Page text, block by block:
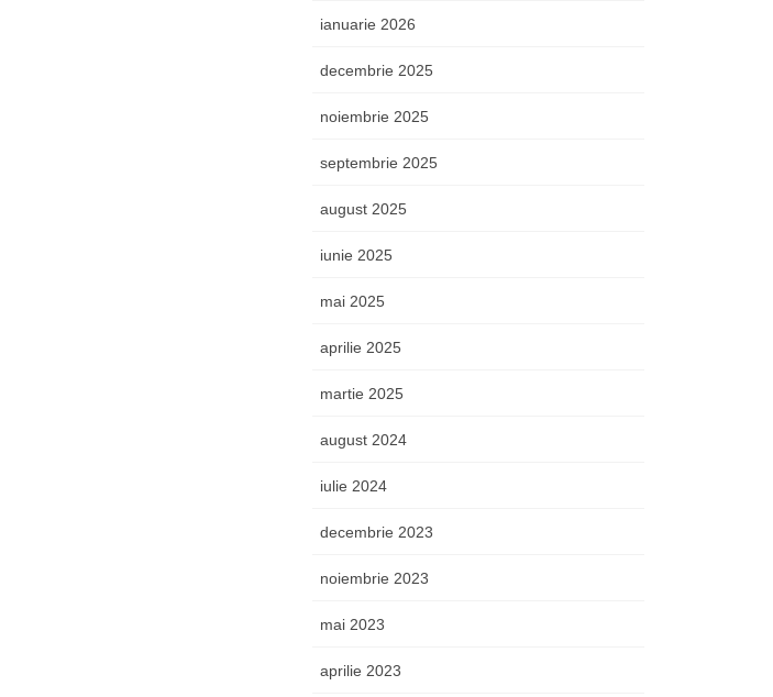
ianuarie 2026
decembrie 2025
noiembrie 2025
septembrie 2025
august 2025
iunie 2025
mai 2025
aprilie 2025
martie 2025
august 2024
iulie 2024
decembrie 2023
noiembrie 2023
mai 2023
aprilie 2023